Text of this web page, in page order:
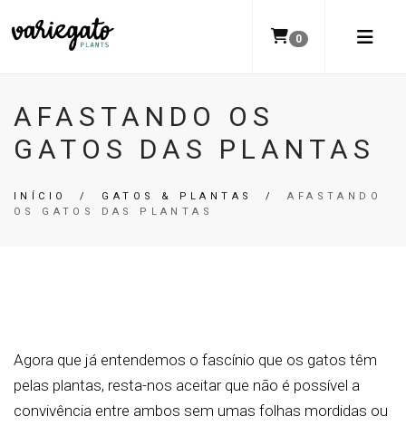
0
AFASTANDO OS
GATOS DAS PLANTAS
INÍCIO / GATOS & PLANTAS /AFASTANDO
OS GATOS DAS PLANTAS
Agora que já entendemos o fascínio que os gatos têm
pelas plantas, resta-nos aceitar que não é possível a
convivência entre ambos sem umas folhas mordidas ou